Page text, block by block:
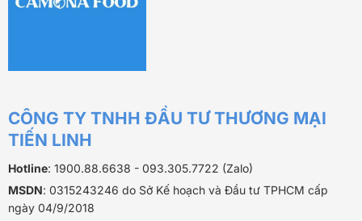
CÔNG TY TNHH ĐẦU TƯ THƯƠNG MẠI
TIẾN LINH
Hotline: 1900.88.6638 - 093.305.7722 (Zalo)
MSDN: 0315243246 do Sở Kế hoạch và Đầu tư TPHCM cấp
ngày 04/9/2018